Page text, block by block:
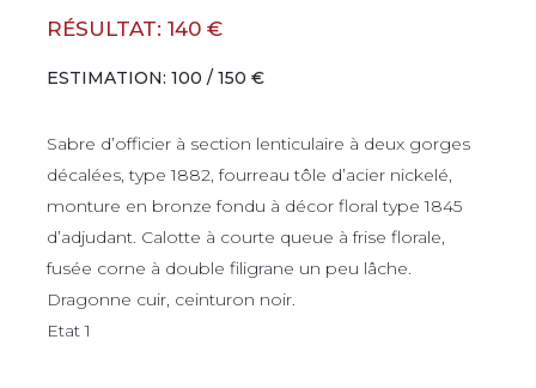
RÉSULTAT: 140 €
ESTIMATION: 100 / 150 €
Sabre d’officier à section lenticulaire à deux gorges
décalées, type 1882, fourreau tôle d’acier nickelé,
monture en bronze fondu à décor floral type 1845
d’adjudant. Calotte à courte queue à frise florale,
fusée corne à double filigrane un peu lâche.
Dragonne cuir, ceinturon noir.
Etat 1